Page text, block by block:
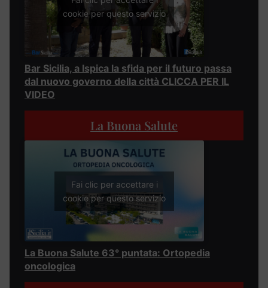
cookie per questo servizio
Bar Sicilia, a Ispica la sfida per il futuro passa
dal nuovo governo della città CLICCA PER IL
VIDEO
La Buona Salute
Fai clic per accettare i
cookie per questo servizio
La Buona Salute 63° puntata: Ortopedia
oncologica